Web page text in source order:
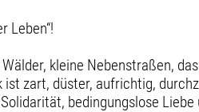
Leben“!
kleine Nebenstraßen,
zart, düster, aufrichtig,
bedingungslose